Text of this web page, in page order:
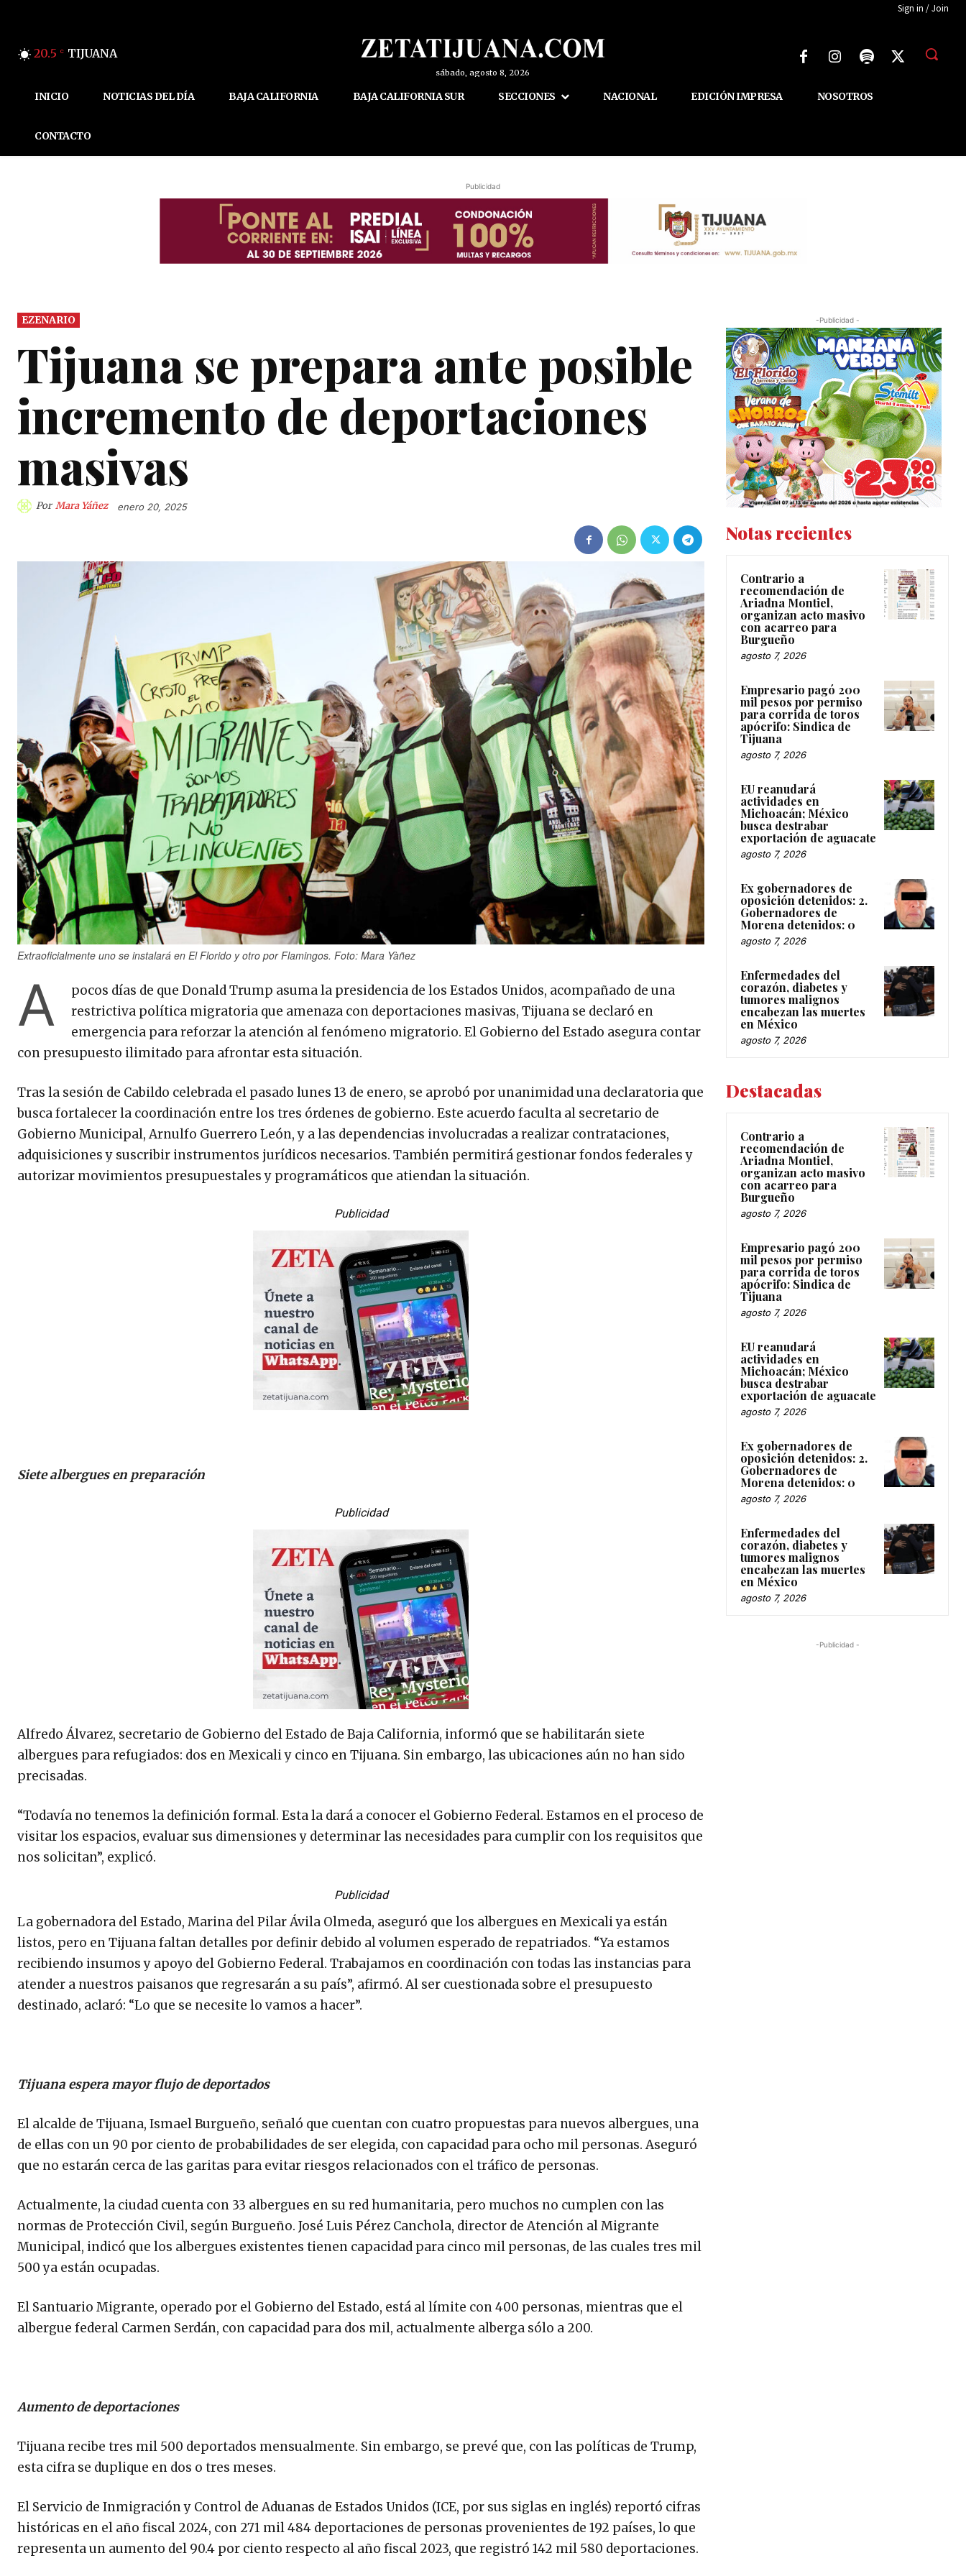
Sign in / Join
20.5 C TIJUANA
sábado, agosto 8, 2026
INICIO NOTICIAS DEL DÍA BAJA CALIFORNIA BAJA CALIFORNIA SUR SECCIONES NACIONAL EDICIÓN IMPRESA NOSOTROS
CONTACTO
Publicidad
EZENARIO
Tijuana se prepara ante posible
incremento de deportaciones
masivas
Por Mara Yáñez enero 20, 2025
Extraoficialmente uno se instalará en El Florido y otro por Flamingos. Foto: Mara Yàñez
A
pocos días de que Donald Trump asuma la presidencia de los Estados Unidos, acompañado de una
restrictiva política migratoria que amenaza con deportaciones masivas, Tijuana se declaró en
emergencia para reforzar la atención al fenómeno migratorio. El Gobierno del Estado asegura contar
con presupuesto ilimitado para afrontar esta situación.
Tras la sesión de Cabildo celebrada el pasado lunes 13 de enero, se aprobó por unanimidad una declaratoria que
busca fortalecer la coordinación entre los tres órdenes de gobierno. Este acuerdo faculta al secretario de
Gobierno Municipal, Arnulfo Guerrero León, y a las dependencias involucradas a realizar contrataciones,
adquisiciones y suscribir instrumentos jurídicos necesarios. También permitirá gestionar fondos federales y
autorizar movimientos presupuestales y programáticos que atiendan la situación.
Publicidad
Siete albergues en preparación
Publicidad
Alfredo Álvarez, secretario de Gobierno del Estado de Baja California, informó que se habilitarán siete
albergues para refugiados: dos en Mexicali y cinco en Tijuana. Sin embargo, las ubicaciones aún no han sido
precisadas.
“Todavía no tenemos la definición formal. Esta la dará a conocer el Gobierno Federal. Estamos en el proceso de
visitar los espacios, evaluar sus dimensiones y determinar las necesidades para cumplir con los requisitos que
nos solicitan”, explicó.
Publicidad
La gobernadora del Estado, Marina del Pilar Ávila Olmeda, aseguró que los albergues en Mexicali ya están
listos, pero en Tijuana faltan detalles por definir debido al volumen esperado de repatriados. “Ya estamos
recibiendo insumos y apoyo del Gobierno Federal. Trabajamos en coordinación con todas las instancias para
atender a nuestros paisanos que regresarán a su país”, afirmó. Al ser cuestionada sobre el presupuesto
destinado, aclaró: “Lo que se necesite lo vamos a hacer”.
Tijuana espera mayor flujo de deportados
El alcalde de Tijuana, Ismael Burgueño, señaló que cuentan con cuatro propuestas para nuevos albergues, una
de ellas con un 90 por ciento de probabilidades de ser elegida, con capacidad para ocho mil personas. Aseguró
que no estarán cerca de las garitas para evitar riesgos relacionados con el tráfico de personas.
Actualmente, la ciudad cuenta con 33 albergues en su red humanitaria, pero muchos no cumplen con las
normas de Protección Civil, según Burgueño. José Luis Pérez Canchola, director de Atención al Migrante
Municipal, indicó que los albergues existentes tienen capacidad para cinco mil personas, de las cuales tres mil
500 ya están ocupadas.
El Santuario Migrante, operado por el Gobierno del Estado, está al límite con 400 personas, mientras que el
albergue federal Carmen Serdán, con capacidad para dos mil, actualmente alberga sólo a 200.
Aumento de deportaciones
Tijuana recibe tres mil 500 deportados mensualmente. Sin embargo, se prevé que, con las políticas de Trump,
esta cifra se duplique en dos o tres meses.
El Servicio de Inmigración y Control de Aduanas de Estados Unidos (ICE, por sus siglas en inglés) reportó cifras
históricas en el año fiscal 2024, con 271 mil 484 deportaciones de personas provenientes de 192 países, lo que
representa un aumento del 90.4 por ciento respecto al año fiscal 2023, que registró 142 mil 580 deportaciones.
-Publicidad -
Notas recientes
Contrario a
recomendación de
Ariadna Montiel,
organizan acto masivo
con acarreo para
Burgueño
agosto 7, 2026
Empresario pagó 200
mil pesos por permiso
para corrida de toros
apócrifo: Sindica de
Tijuana
agosto 7, 2026
EU reanudará
actividades en
Michoacán; México
busca destrabar
exportación de aguacate
agosto 7, 2026
Ex gobernadores de
oposición detenidos: 2.
Gobernadores de
Morena detenidos: 0
agosto 7, 2026
Enfermedades del
corazón, diabetes y
tumores malignos
encabezan las muertes
en México
agosto 7, 2026
Destacadas
Contrario a
recomendación de
Ariadna Montiel,
organizan acto masivo
con acarreo para
Burgueño
agosto 7, 2026
Empresario pagó 200
mil pesos por permiso
para corrida de toros
apócrifo: Sindica de
Tijuana
agosto 7, 2026
EU reanudará
actividades en
Michoacán; México
busca destrabar
exportación de aguacate
agosto 7, 2026
Ex gobernadores de
oposición detenidos: 2.
Gobernadores de
Morena detenidos: 0
agosto 7, 2026
Enfermedades del
corazón, diabetes y
tumores malignos
encabezan las muertes
en México
agosto 7, 2026
-Publicidad -